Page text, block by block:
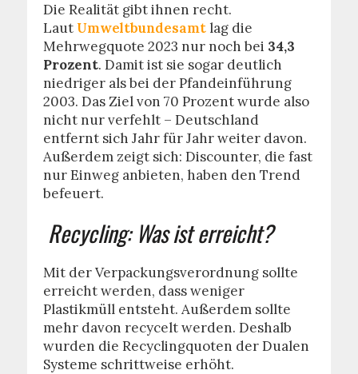
Die Realität gibt ihnen recht.
Laut Umweltbundesamtlag die
Mehrwegquote 2023 nur noch bei 34,3
Prozent. Damit ist sie sogar deutlich
niedriger als bei der Pfandeinführung
2003. Das Ziel von 70 Prozent wurde also
nicht nur verfehlt – Deutschland
entfernt sich Jahr für Jahr weiter davon.
Außerdem zeigt sich: Discounter, die fast
nur Einweg anbieten, haben den Trend
befeuert.
Recycling: Was ist erreicht?
Mit der Verpackungsverordnung sollte
erreicht werden, dass weniger
Plastikmüll entsteht. Außerdem sollte
mehr davon recycelt werden. Deshalb
wurden die Recyclingquoten der Dualen
Systeme schrittweise erhöht.